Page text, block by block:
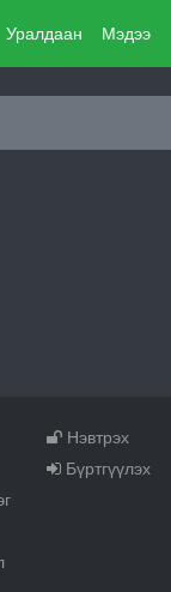
Уралдаан Мэдээ
Нэвтрэх
Бүртгүүлэх